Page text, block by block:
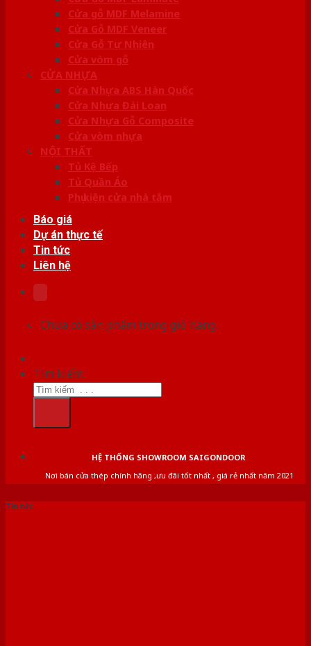
Cửa gỗ MDF Melamine
Cửa Gỗ MDF Veneer
Cửa Gỗ Tự Nhiên
Cửa vòm gỗ
CỬA NHỰA
Cửa Nhựa ABS Hàn Quốc
Cửa Nhựa Đài Loan
Cửa Nhựa Gỗ Composite
Cửa vòm nhựa
NỘI THẤT
Tủ Kệ Bếp
Tủ Quần Áo
Phụ kiện cửa nhà tắm
Báo giá
Dự án thực tế
Tin tức
Liên hệ
Chưa có sản phẩm trong giỏ hàng.
Tìm kiếm:
HỆ THỐNG SHOWROOM SAIGONDOOR
Nơi bán cửa thép chính hãng ,ưu đãi tốt nhất , giá rẻ nhất năm 2021
Tin tức